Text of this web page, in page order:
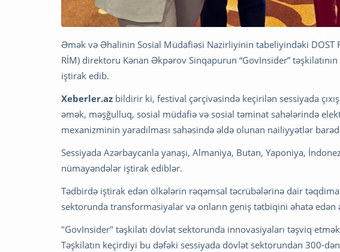
Əmək və Əhalinin Sosial Müdafiəsi Nazirliyinin tabeliyindəki DOST
RİM) direktoru Kənan Əkpərov Sinqapurun “GovInsider”
iştirak edib.
Xeberler.az bildirir ki, festival çərçivəsində keçirilən sessiyada
əmək, məşğulluq, sosial müdafiə və sosial təminat sahələrində
mexanizminin yaradılması sahəsində əldə olunan nailiyyətlər
Sessiyada Azərbaycanla yanaşı, Almaniya, Butan, Yaponiya,
nümayəndələr iştirak ediblər.
Tədbirdə iştirak edən ölkələrin rəqəmsal təcrübələrinə dair
sektorunda transformasiyalar və onların geniş tətbiqini əhatə edən
"GovInsider" təşkilatı dövlət sektorunda innovasiyaları təşviq
Təşkilatın keçirdiyi bu dəfəki sessiyada dövlət sektorundan 300-